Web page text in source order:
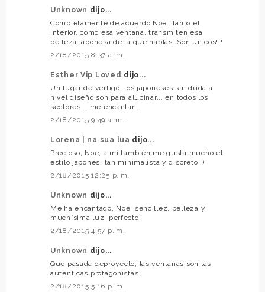
Unknown dijo...
Completamente de acuerdo Noe. Tanto el
interior, como esa ventana, transmiten esa
belleza japonesa de la que hablas. Son únicos!!!
2/18/2015 8:37 a. m.
Esther Vip Loved dijo...
Un lugar de vértigo, los japoneses sin duda a
nivel diseño son para alucinar... en todos los
sectores... me encantan.
2/18/2015 9:49 a. m.
Lorena | na sua lua dijo...
Precioso, Noe, a mí también me gusta mucho el
estilo japonés, tan minimalista y discreto :)
2/18/2015 12:25 p. m.
Unknown dijo...
Me ha encantado, Noe, sencillez, belleza y
muchísima luz; perfecto!
2/18/2015 4:57 p. m.
Unknown dijo...
Que pasada deproyecto, las ventanas son las
autenticas protagonistas.
2/18/2015 5:16 p. m.